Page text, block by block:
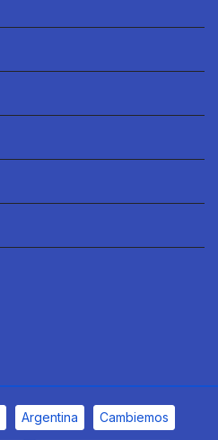
Argentina Cambiemos